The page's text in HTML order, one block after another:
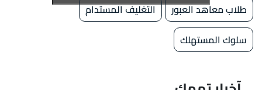
طلاب معاهد العبور
التغليف المستدام
سلوك المستهلك